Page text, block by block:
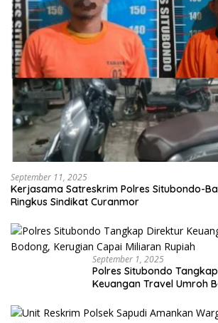
September 11, 2025
Kerjasama Satreskrim Polres Situbondo-
Ringkus Sindikat Curanmor
September 1, 2025
Polres Situbondo
Keuangan Travel Umroh